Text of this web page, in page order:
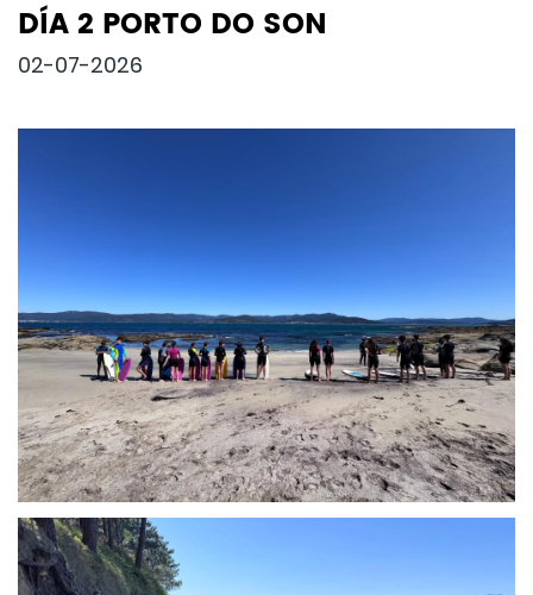
DÍA 2 PORTO DO SON
02-07-2026